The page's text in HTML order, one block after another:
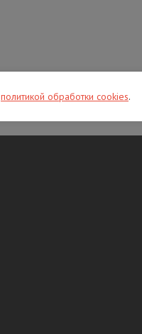
политикой обработки cookies.